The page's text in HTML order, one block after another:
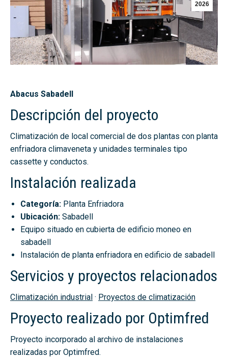
2026
Abacus Sabadell
Descripción del proyecto
Climatización de local comercial de dos plantas con planta
enfriadora climaveneta y unidades terminales tipo
cassette y conductos.
Instalación realizada
Categoría: Planta Enfriadora
Ubicación: Sabadell
Equipo situado en cubierta de edificio moneo en
sabadell
Instalación de planta enfriadora en edificio de sabadell
Servicios y proyectos relacionados
Climatización industrial · Proyectos de climatización
Proyecto realizado por Optimfred
Proyecto incorporado al archivo de instalaciones
realizadas por Optimfred.